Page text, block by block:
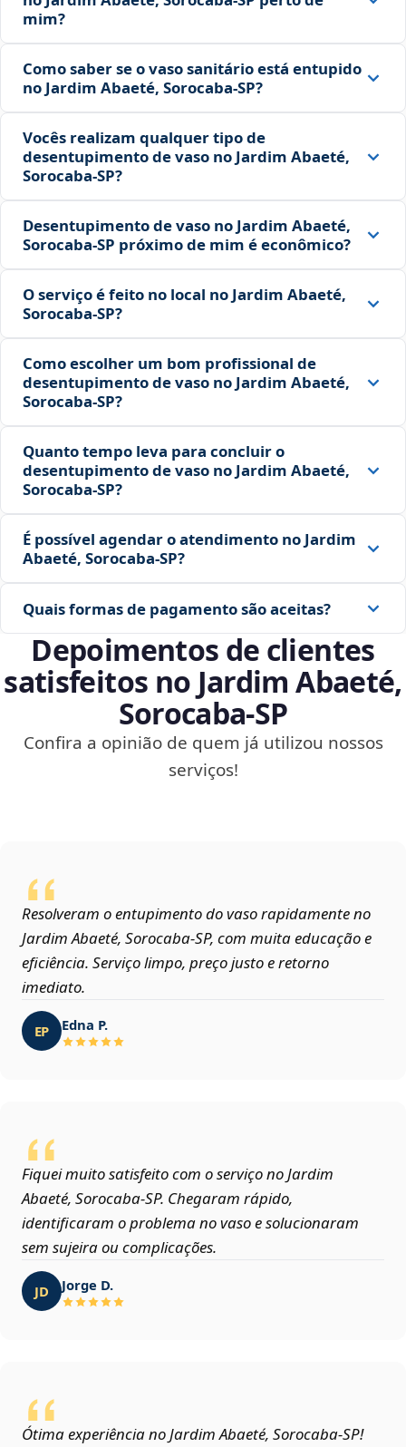
mim?
Como saber se o vaso sanitário está entupido
no Jardim Abaeté, Sorocaba‑SP?
Vocês realizam qualquer tipo de
desentupimento de vaso no Jardim Abaeté,
Sorocaba‑SP?
Desentupimento de vaso no Jardim Abaeté,
Sorocaba‑SP próximo de mim é econômico?
O serviço é feito no local no Jardim Abaeté,
Sorocaba‑SP?
Como escolher um bom profissional de
desentupimento de vaso no Jardim Abaeté,
Sorocaba‑SP?
Quanto tempo leva para concluir o
desentupimento de vaso no Jardim Abaeté,
Sorocaba‑SP?
É possível agendar o atendimento no Jardim
Abaeté, Sorocaba‑SP?
Quais formas de pagamento são aceitas?
Depoimentos de clientes
satisfeitos no Jardim Abaeté,
Sorocaba‑SP
Confira a opinião de quem já utilizou nossos
serviços!
Resolveram o entupimento do vaso rapidamente no
Jardim Abaeté, Sorocaba‑SP, com muita educação e
eficiência. Serviço limpo, preço justo e retorno
imediato.
EP Edna P.
Fiquei muito satisfeito com o serviço no Jardim
Abaeté, Sorocaba‑SP. Chegaram rápido,
identificaram o problema no vaso e solucionaram
sem sujeira ou complicações.
JD Jorge D.
Ótima experiência no Jardim Abaeté, Sorocaba‑SP!